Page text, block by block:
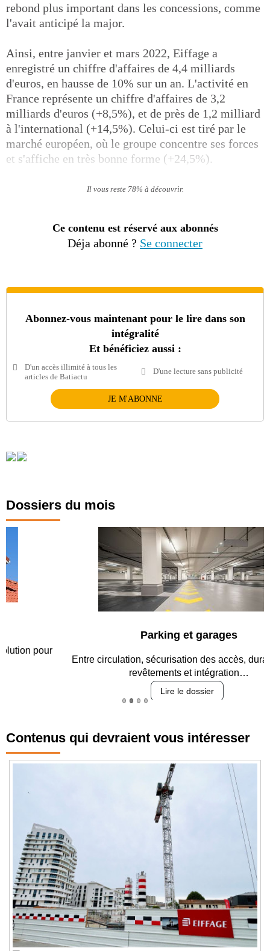
rebond plus important dans les concessions, comme
l'avait anticipé la major.
Ainsi, entre janvier et mars 2022, Eiffage a
enregistré un chiffre d'affaires de 4,4 milliards
d'euros, en hausse de 10% sur un an. L'activité en
France représente un chiffre d'affaires de 3,2
milliards d'euros (+8,5%), et de près de 1,2 milliard
à l'international (+14,5%). Celui-ci est tiré par le
marché européen, où le groupe concentre ses forces
et s'affiche en très bonne forme (+24,5%).
Il vous reste 78% à découvrir.
Ce contenu est réservé aux abonnés
Déja abonné ? Se connecter
Abonnez-vous maintenant pour le lire dans son
intégralité
Et bénéficiez aussi :
D'un accès illimité à tous les
articles de Batiactu
D'une lecture sans publicité
JE M'ABONNE
Dossiers du mois
Parking et garages
Entre circulation, sécurisation des accès, durabilité des
revêtements et intégration…
Contenus qui devraient vous intéresser